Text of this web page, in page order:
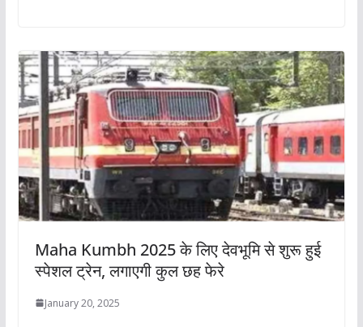
Maha Kumbh 2025 के लिए देवभूमि से शुरू हुई
स्‍पेशल ट्रेन, लगाएगी कुल छह फेरे
January 20, 2025